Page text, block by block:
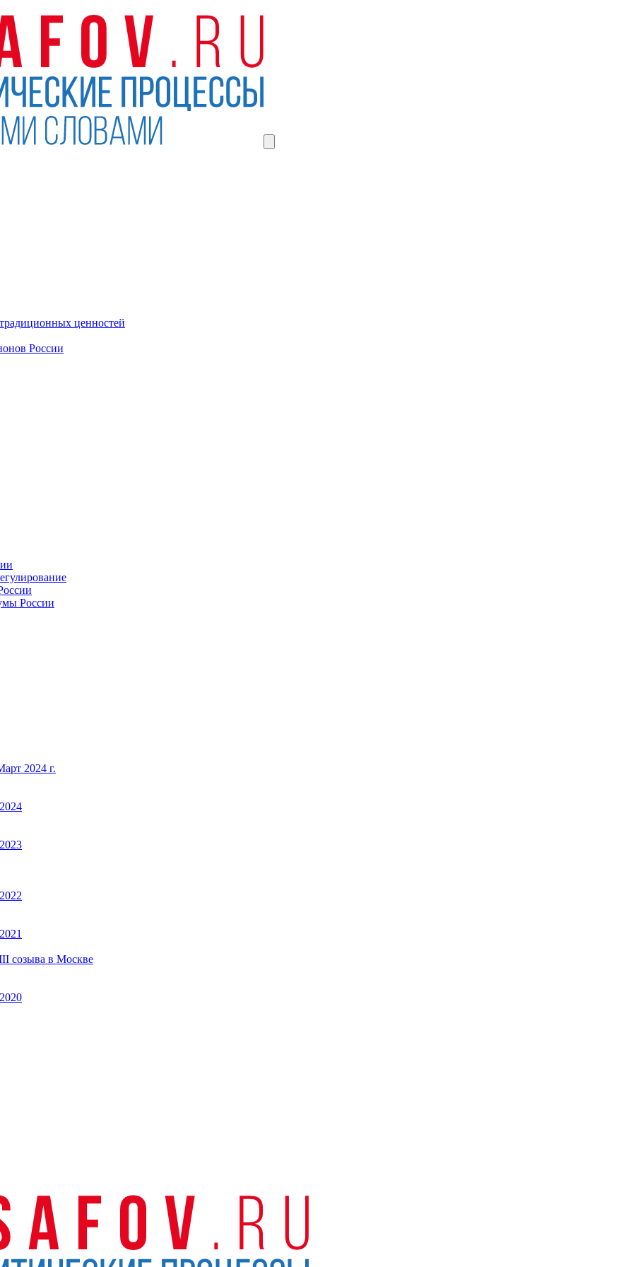
ценностей
России
России
2024 г.
созыва в Москве